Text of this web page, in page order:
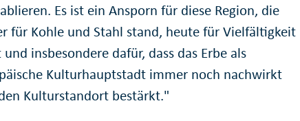
Es ist ein Ansporn für diese Region, die
für Kohle und Stahl stand, heute für Vielfältigkeit
insbesondere dafür, dass das Erbe als
Kulturhauptstadt immer noch nachwirkt
Kulturstandort bestärkt."